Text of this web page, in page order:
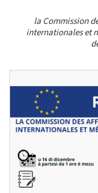
la Commission
internationales et